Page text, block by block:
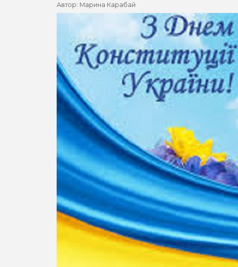
Автор: Марина Карабай